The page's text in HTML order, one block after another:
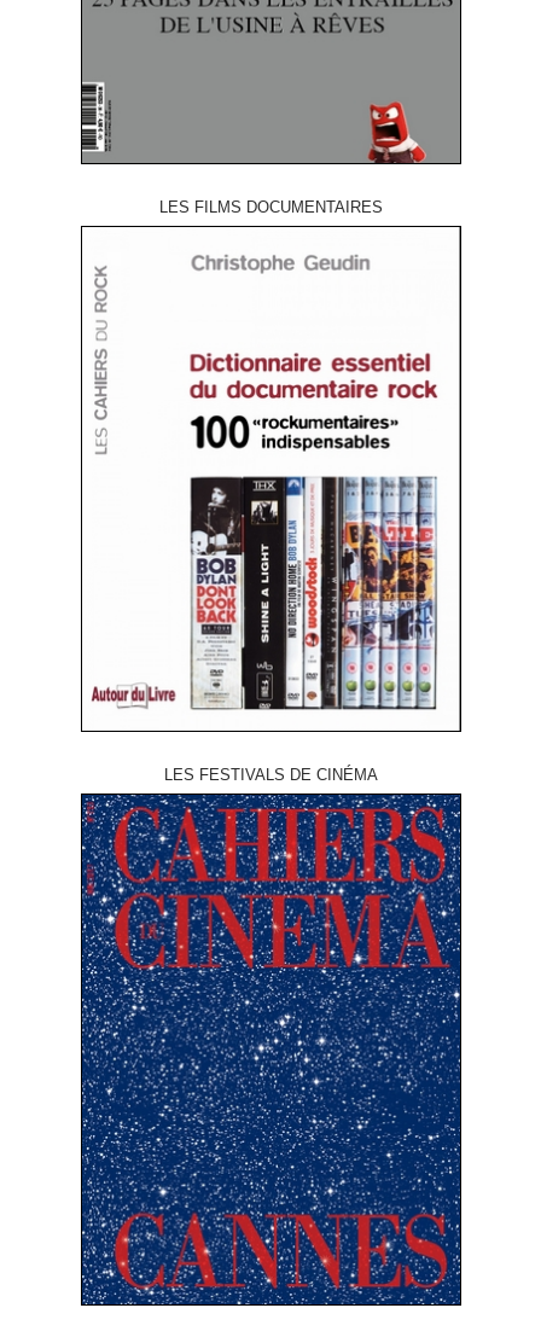
LES FILMS DOCUMENTAIRES
LES FESTIVALS DE CINÉMA